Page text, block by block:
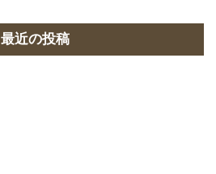
最近の投稿